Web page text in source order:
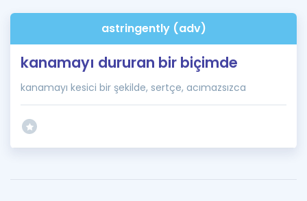
İngilizce Gramerastringently (adv)
kanamayı dururan bir biçimde
kanamayı kesici bir şekilde, sertçe, acımazsızca